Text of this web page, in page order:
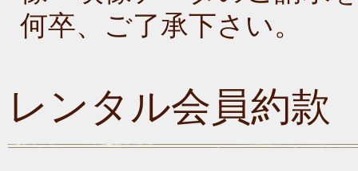
何卒、ご了承下さい。
レンタル会員約款